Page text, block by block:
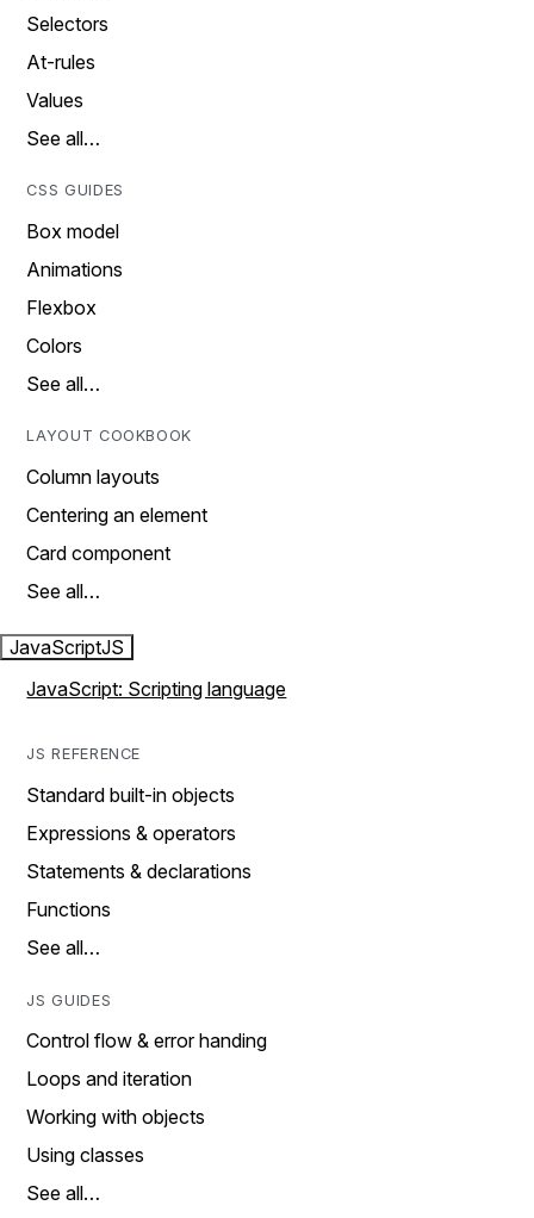
Selectors
At-rules
Values
See all…
CSS GUIDES
Box model
Animations
Flexbox
Colors
See all…
LAYOUT COOKBOOK
Column layouts
Centering an element
Card component
See all…
JavaScriptJS
JavaScript: Scripting language
JS REFERENCE
Standard built-in objects
Expressions & operators
Statements & declarations
Functions
See all…
JS GUIDES
Control flow & error handing
Loops and iteration
Working with objects
Using classes
See all…